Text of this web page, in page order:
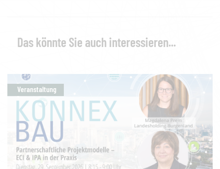
Das könnte Sie auch interessieren...
Veranstaltung